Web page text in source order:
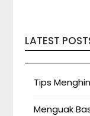
LATEST
Tips
Menguak